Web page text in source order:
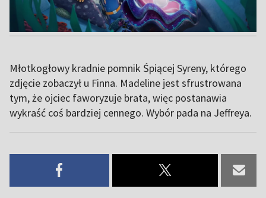
Młotkogłowy kradnie pomnik Śpiącej Syreny, którego
zdjęcie zobaczył u Finna. Madeline jest sfrustrowana
tym, że ojciec faworyzuje brata, więc postanawia
wykraść coś bardziej cennego. Wybór pada na Jeffreya.